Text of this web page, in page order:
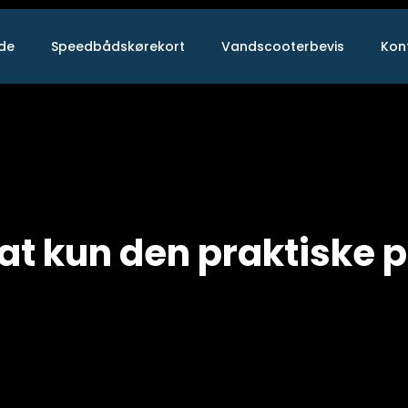
Speedbådskørekort Vandscooterbevis
kun den praktiske